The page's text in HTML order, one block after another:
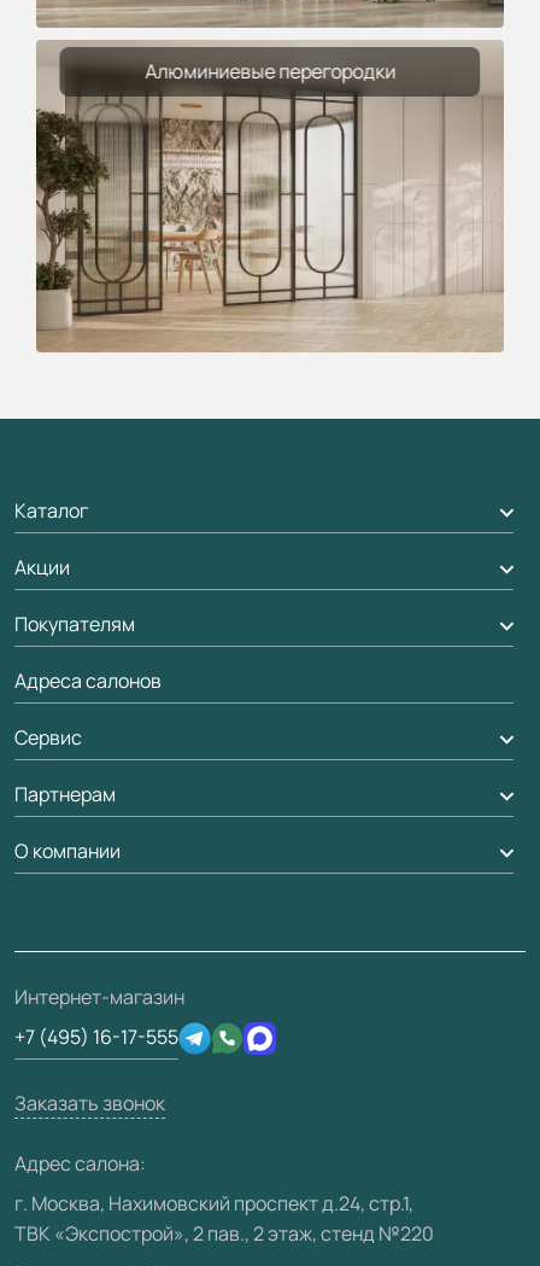
Алюминиевые перегородки
Каталог
Межкомнатные двери
Подбор двери
Алюминиевые двери
Стеновые панели
Рейки, баффели, стеллажи
Погонаж
Акции
Акции компании
Покупателям
Доставка
Оплата
Гарантия
Вопрос-ответ
Отзывы клиентов
Техническая информация
Юридическая информация
Адреса салонов
Сервис
Вызов замерщика
Доставка
Партнерам
Дизайнерам / архитекторам
3D-модели
О компании
О фабрике
Сертификаты
Производство
Вакансии
Карта сайта
Интернет-магазин
+7 (495) 16-17-555
Заказать звонок
Адрес салона:
г. Москва, Нахимовский проспект д.24, стр.1,
ТВК «Экспострой», 2 пав., 2 этаж, стенд №220